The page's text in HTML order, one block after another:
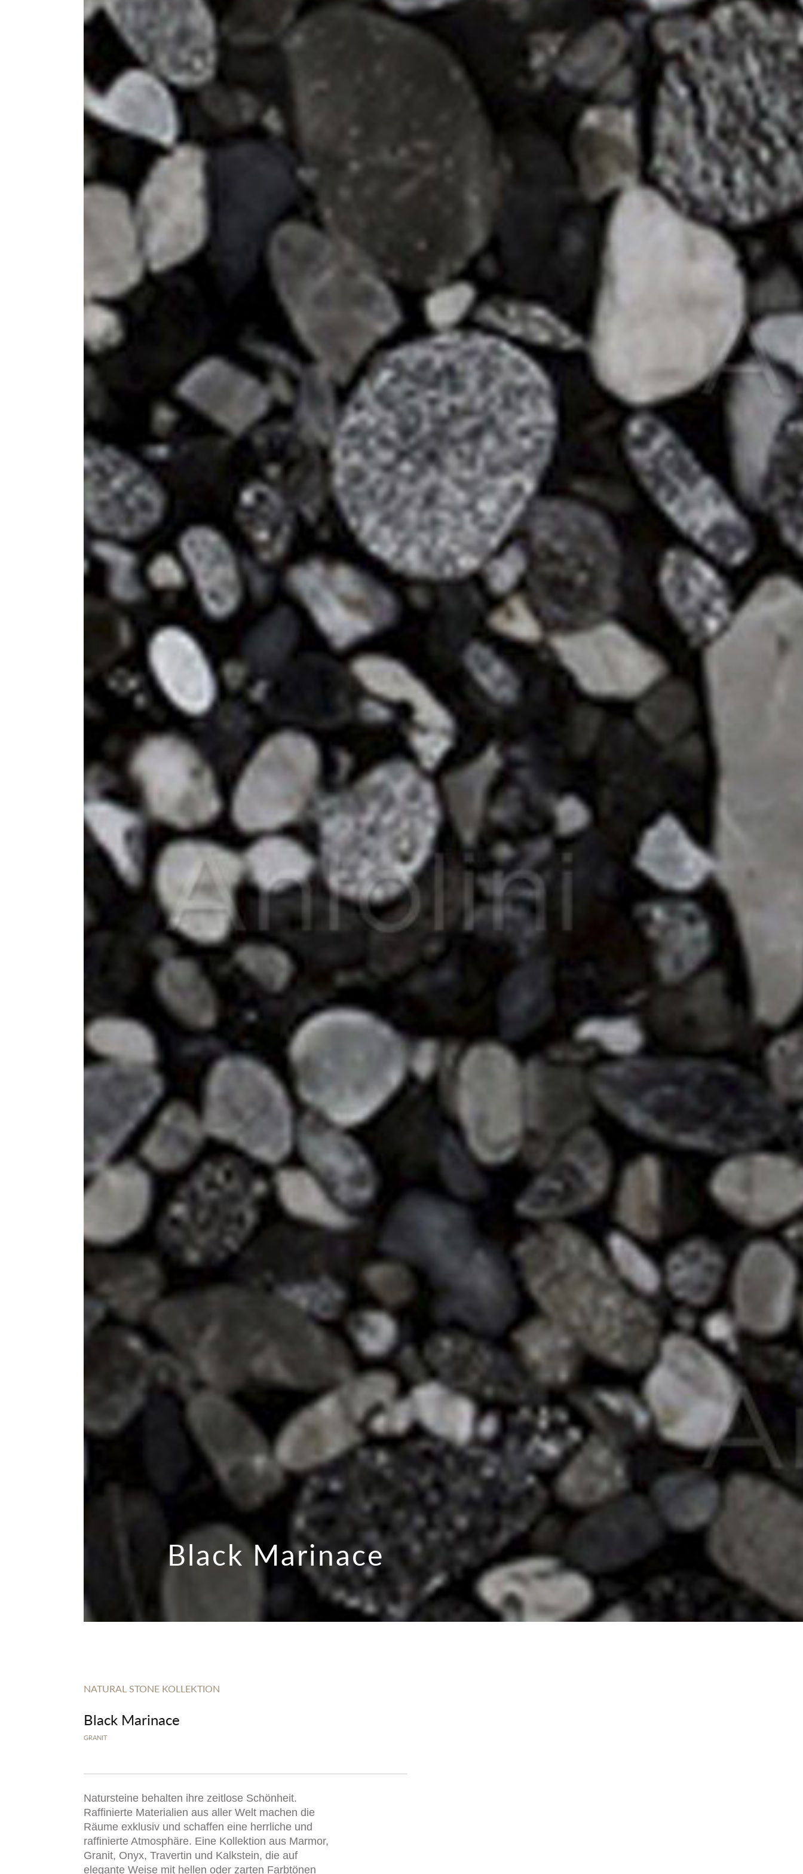
Black Marinace
NATURAL STONE KOLLEKTION
Black Marinace
GRANIT
Natursteine behalten ihre zeitlose Schönheit.
Raffinierte Materialien aus aller Welt machen die
Räume exklusiv und schaffen eine herrliche und
raffinierte Atmosphäre. Eine Kollektion aus Marmor,
Granit, Onyx, Travertin und Kalkstein, die auf
elegante Weise mit hellen oder zarten Farbtönen